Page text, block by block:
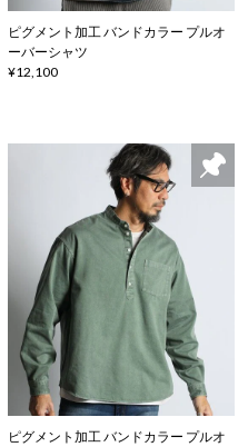
ピグメント加工 バンドカラー プルオ
ーバーシャツ
¥12,100
ピグメント加工 バンドカラー プルオ